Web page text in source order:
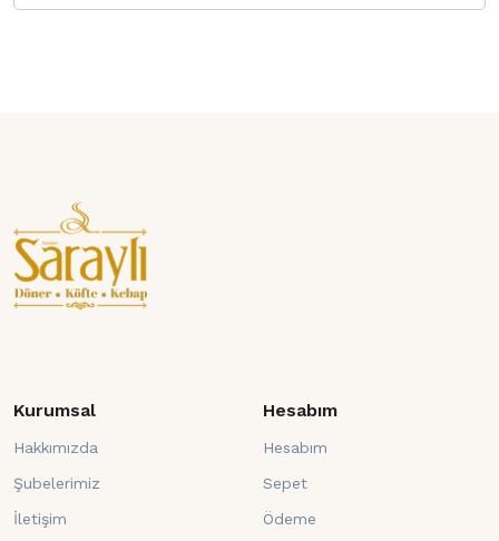
Kurumsal
Hakkımızda
Şubelerimiz
İletişim
Hesabım
Hesabım
Sepet
Ödeme